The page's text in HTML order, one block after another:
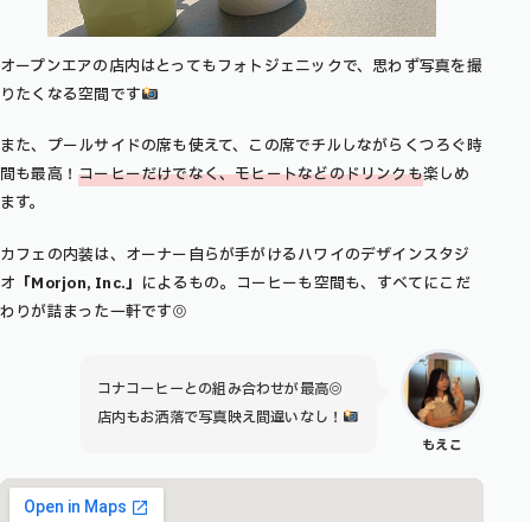
オープンエアの店内はとってもフォトジェニックで、思わず写真を撮
りたくなる空間です
また、プールサイドの席も使えて、この席でチルしながらくつろぐ時
間も最高！コーヒーだけでなく、モヒートなどのドリンクも楽しめ
ます。
カフェの内装は、オーナー自らが手がけるハワイのデザインスタジ
オ 「Morjon, Inc.」 によるもの。コーヒーも空間も、すべてにこだ
わりが詰まった一軒です◎
もえこ
コナコーヒーとの組み合わせが最高◎
店内もお洒落で写真映え間違いなし！